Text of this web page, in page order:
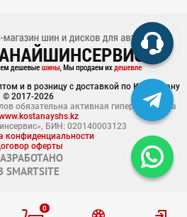
0
и в розницу с доставкой по Казахстану
© 2017-2026
обязательна активная гиперссылка на
БИН: 020140003123
конфиденциальности
оферты
SMARTSITE